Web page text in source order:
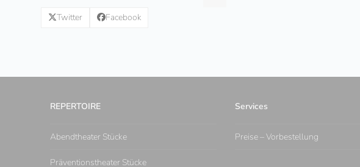
Twitter Facebook
REPERTOIRE
Abendtheater Stücke
Präventionstheater Stücke
Services
Preise – Vorbestellung